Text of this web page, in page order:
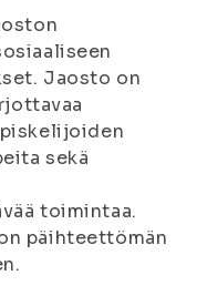
Jaosto on
sekä
toimintaa.
päihteettömän